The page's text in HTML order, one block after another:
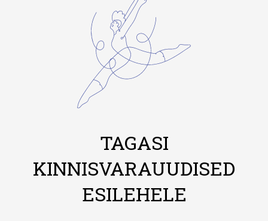
TAGASI
KINNISVARAUUDISED
ESILEHELE